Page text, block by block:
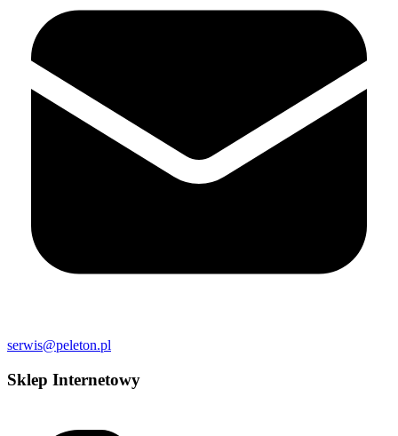
serwis@peleton.pl
Sklep Internetowy